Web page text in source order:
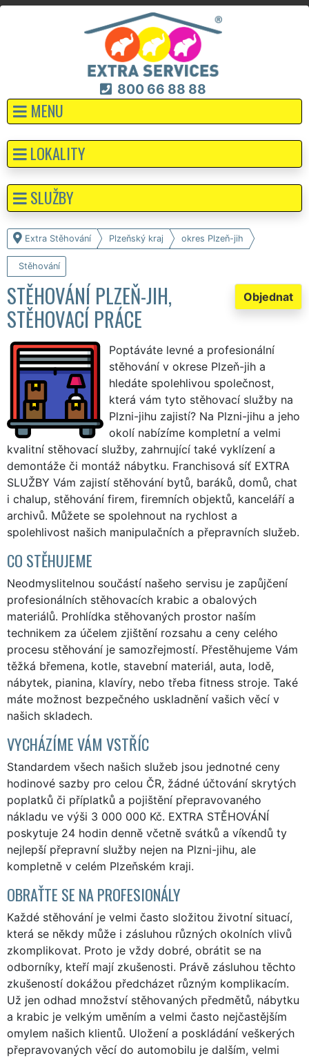
800 66 88 88
MENU
Extra Stěhování Plzeňský kraj okres Plzeň-jih
Stěhování
Objednat
STĚHOVÁNÍ PLZEŇ-JIH,
STĚHOVACÍ PRÁCE
Poptáváte levné a profesionální
stěhování v okrese Plzeň-jih a
hledáte spolehlivou společnost,
která vám tyto stěhovací služby na
Plzni-jihu zajistí? Na Plzni-jihu a jeho
okolí nabízíme kompletní a velmi
kvalitní stěhovací služby, zahrnující také vyklízení a
demontáže či montáž nábytku. Franchisová síť EXTRA
SLUŽBY Vám zajistí stěhování bytů, baráků, domů, chat
i chalup, stěhování firem, firemních objektů, kanceláří a
archivů. Můžete se spolehnout na rychlost a
spolehlivost našich manipulačních a přepravních služeb.
CO STĚHUJEME
Neodmyslitelnou součástí našeho servisu je zapůjčení
profesionálních stěhovacích krabic a obalových
materiálů. Prohlídka stěhovaných prostor naším
technikem za účelem zjištění rozsahu a ceny celého
procesu stěhování je samozřejmostí. Přestěhujeme Vám
těžká břemena, kotle, stavební materiál, auta, lodě,
nábytek, pianina, klavíry, nebo třeba fitness stroje. Také
máte možnost bezpečného uskladnění vašich věcí v
našich skladech.
VYCHÁZÍME VÁM VSTŘÍC
Standardem všech našich služeb jsou jednotné ceny
hodinové sazby pro celou ČR, žádné účtování skrytých
poplatků či příplatků a pojištění přepravovaného
nákladu ve výši 3 000 000 Kč. EXTRA STĚHOVÁNÍ
poskytuje 24 hodin denně včetně svátků a víkendů ty
nejlepší přepravní služby nejen na Plzni-jihu, ale
kompletně v celém Plzeňském kraji.
OBRAŤTE SE NA PROFESIONÁLY
Každé stěhování je velmi často složitou životní situací,
která se někdy může i zásluhou různých okolních vlivů
zkomplikovat. Proto je vždy dobré, obrátit se na
odborníky, kteří mají zkušenosti. Právě zásluhou těchto
zkušeností dokážou předcházet různým komplikacím.
Už jen odhad množství stěhovaných předmětů, nábytku
a krabic je velkým uměním a velmi často nejčastějším
omylem našich klientů. Uložení a poskládání veškerých
přepravovaných věcí do automobilu je dalším, velmi
LOKALITY
SLUŽBY